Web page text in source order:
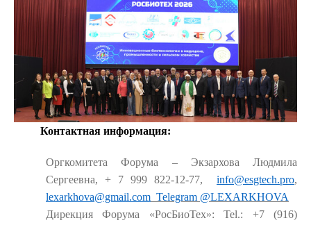
Контактная информация:
Оргкомитета Форума – Экзархова Людмила
Сергеевна, + 7 999 822-12-77, info@esgtech.pro,
lexarkhova@gmail.com Telegram @LEXARKHOVA
Дирекция Форума «РосБиоТех»: Tel.: +7 (916)